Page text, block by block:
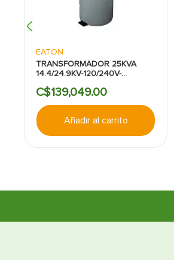
EATON
TRANSFORMADOR 25KVA
14.4/24.9KV-120/240V-
COOPER/EATON
C$139,049.00
Añadir al carrito